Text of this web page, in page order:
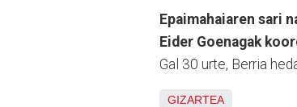
Epaimahaiaren sari
Eider Goenagak
Gal 30 urte, Berria
GIZARTEA